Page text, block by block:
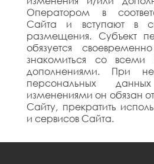
Оператором в
Сайта и вступают в
размещения. Субъект
обязуется
знакомиться со всеми
дополнениями. При
персональных
изменениями он обязан
Сайту, прекратить
и сервисов Сайта.